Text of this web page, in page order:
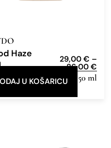
Haze
29,00€ –
86,00€
de Parfum 12ml, 50 ml
U KOŠARICU